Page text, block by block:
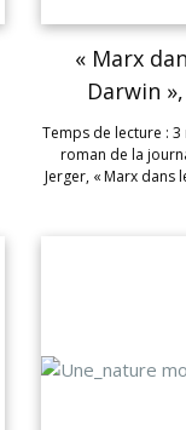
« Marx
Darwin
Temps de lecture : 3
roman de la
Jerger, « Marx dans